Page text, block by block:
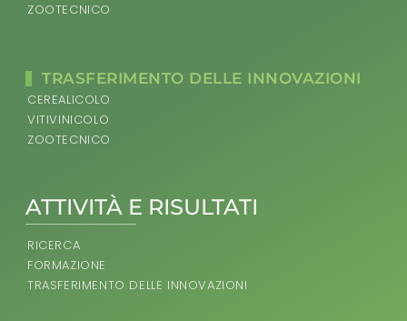
ATTIVITÀ E RISULTATI
RICERCA
FORMAZIONE
TRASFERIMENTO DELLE INNOVAZIONI
ZOOTECNICO
TRASFERIMENTO DELLE INNOVAZIONI
CEREALICOLO
VITIVINICOLO
ZOOTECNICO